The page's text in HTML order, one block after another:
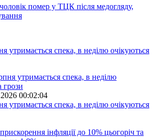
помер у ТЦК після медогляду,
утримається спека, в неділю очікуються
00:02:04
утримається спека, в неділю очікуються